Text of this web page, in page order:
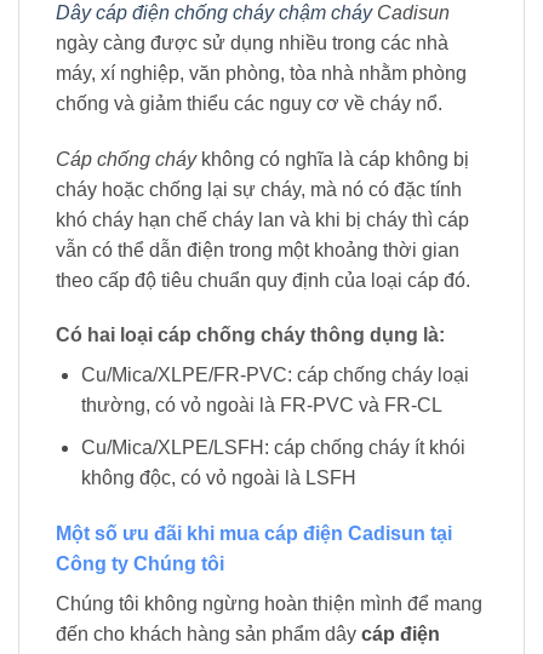
Dây cáp điện chống cháy chậm cháyCadisun
ngày càng được sử dụng nhiều trong các nhà
máy, xí nghiệp, văn phòng, tòa nhà nhằm phòng
chống và giảm thiểu các nguy cơ về cháy nổ.
Cáp chống cháykhông có nghĩa là cáp không bị
cháy hoặc chống lại sự cháy, mà nó có đặc tính
khó cháy hạn chế cháy lan và khi bị cháy thì cáp
vẫn có thể dẫn điện trong một khoảng thời gian
theo cấp độ tiêu chuẩn quy định của loại cáp đó.
Có hai loại cáp chống cháy thông dụng là:
Cu/Mica/XLPE/FR-PVC: cáp chống cháy loại
thường, có vỏ ngoài là FR-PVC và FR-CL
Cu/Mica/XLPE/LSFH: cáp chống cháy ít khói
không độc, có vỏ ngoài là LSFH
Một số ưu đãi khi mua cáp điện Cadisun tại
Công ty Chúng tôi
Chúng tôi không ngừng hoàn thiện mình để mang
đến cho khách hàng sản phẩm dây cáp điện